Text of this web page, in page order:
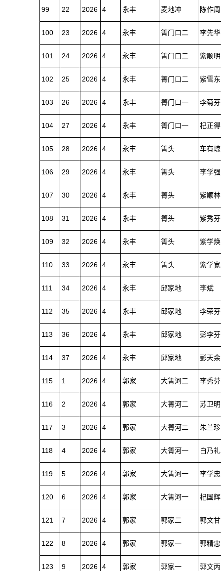
99 22 2026 4 永丰 麦地冲 陈作周
100 23 2026 4 永丰 箐门口二 李先华
101 24 2026 4 永丰 箐门口二 紫顺明
102 25 2026 4 永丰 箐门口二 紫雪东
103 26 2026 4 永丰 箐门口一 李菊芬
104 27 2026 4 永丰 箐门口一 杞正得
105 28 2026 4 永丰 箐头 车有琼
106 29 2026 4 永丰 箐头 李学强
107 30 2026 4 永丰 箐头 紫顺林
108 31 2026 4 永丰 箐头 紫秀芬
109 32 2026 4 永丰 箐头 紫学焕
110 33 2026 4 永丰 箐头 紫学宽
111 34 2026 4 永丰 邱家地 李斌
112 35 2026 4 永丰 邱家地 李荣芬
113 36 2026 4 永丰 邱家地 彭李芬
114 37 2026 4 永丰 邱家地 彭天余
115 1 2026 4 郭家 大箐河二 李秀芬
116 2 2026 4 郭家 大箐河二 苏卫明
117 3 2026 4 郭家 大箐河二 朱兰珍
118 4 2026 4 郭家 大箐河一 白乃礼
119 5 2026 4 郭家 大箐河一 李学忠
120 6 2026 4 郭家 大箐河一 杞国辉
121 7 2026 4 郭家 郭家二 郭文甘
122 8 2026 4 郭家 郭家一 郭精忠
123 9 2026 4 郭家 郭家一 郭文丙